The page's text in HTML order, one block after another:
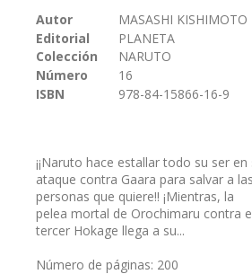
galería
imágenes
Autor
MASASHI KISHIMOTO
Editorial
PLANETA
Colección
NARUTO
Número
16
ISBN
978-84-15866-16-9
¡¡Naruto hace estallar todo su ser en
ataque contra Gaara para salvar a las
personas que quiere!! ¡Mientras, la
pelea mortal de Orochimaru contra
tercer Hokage llega a su...
Número de páginas: 200